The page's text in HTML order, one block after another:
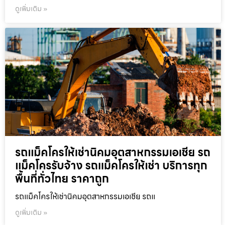
ดูเพิ่มเติม »
รถแม็คโครให้เช่านิคมอุตสาหกรรมเอเชีย รถ
แม็คโครรับจ้าง รถแม็คโครให้เช่า บริการทุก
พื้นที่ทั่วไทย ราคาถูก
รถแม็คโครให้เช่านิคมอุตสาหกรรมเอเชีย รถแ
ดูเพิ่มเติม »